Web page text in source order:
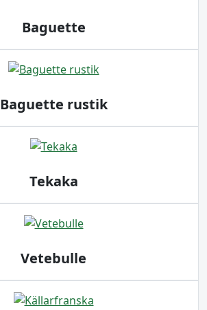
Baguette
Baguette rustik
Tekaka
Vetebulle